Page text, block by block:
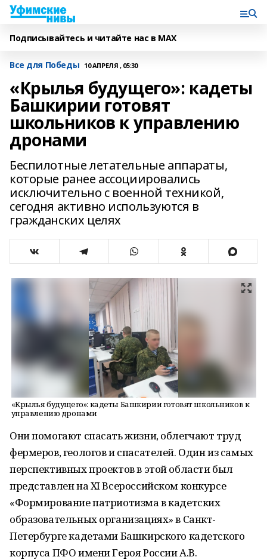
Подписывайтесь и читайте нас в MAX
Все для Победы 10 АПРЕЛЯ , 05:30
«Крылья будущего»: кадеты
Башкирии готовят
школьников к управлению
дронами
Беспилотные летательные аппараты,
которые ранее ассоциировались
исключительно с военной техникой,
сегодня активно используются в
гражданских целях
«Крылья будущего»: кадеты Башкирии готовят школьников к
управлению дронами
Они помогают спасать жизни, облегчают труд
фермеров, геологов и спасателей. Один из самых
перспективных проектов в этой области был
представлен на XI Всероссийском конкурсе
«Формирование патриотизма в кадетских
образовательных организациях» в Санкт-
Петербурге кадетами Башкирского кадетского
корпуса ПФО имени Героя России А.В.